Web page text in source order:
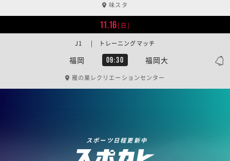
味スタ
11.16[日]
福岡 09:30 福岡大
J1 | トレーニングマッチ
雁の巣レクリエーションセンター
スポーツ日程更新中